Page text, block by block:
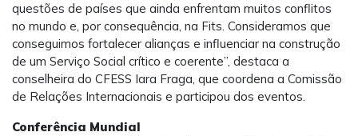
questões de países que ainda enfrentam muitos conflitos
no mundo e, por consequência, na Fits. Consideramos que
conseguimos fortalecer alianças e influenciar na construção
de um Serviço Social crítico e coerente”, destaca a
conselheira do CFESS Iara Fraga, que coordena a Comissão
de Relações Internacionais e participou dos eventos.
Conferência Mundial